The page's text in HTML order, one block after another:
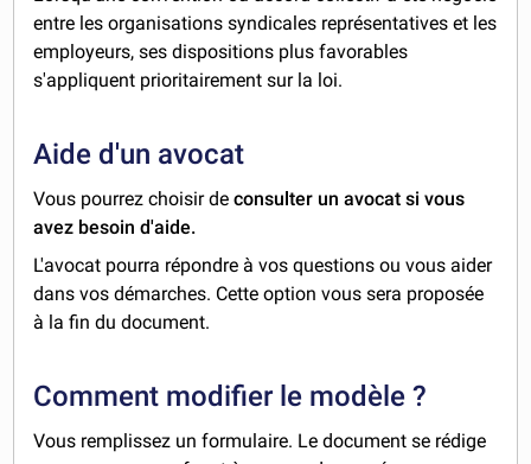
entre les organisations syndicales représentatives et les
employeurs, ses dispositions plus favorables
s'appliquent prioritairement sur la loi.
Aide d'un avocat
Vous pourrez choisir deconsulter un avocat si vous
avez besoin d'aide.
L'avocat pourra répondre à vos questions ou vous aider
dans vos démarches. Cette option vous sera proposée
à la fin du document.
Comment modifier le modèle ?
Vous remplissez un formulaire. Le document se rédige